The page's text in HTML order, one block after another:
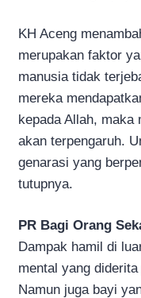
KH Aceng
merupakan faktor
manusia tidak
mereka
kepada Allah, maka
akan terpengaruh.
genarasi yang
tutupnya.
PR Bagi Orang
Dampak hamil di
mental yang
Namun juga bayi